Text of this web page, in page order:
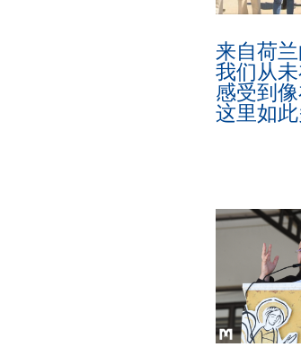
来自荷兰
我们从
感受到
这里如